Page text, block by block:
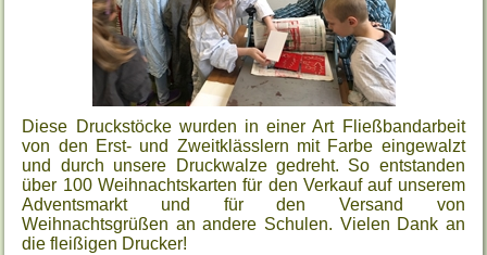
Diese Druckstöcke wurden in einer Art Fließbandarbeit
von den Erst- und Zweitklässlern mit Farbe eingewalzt
und durch unsere Druckwalze gedreht. So entstanden
über 100 Weihnachtskarten für den Verkauf auf unserem
Adventsmarkt und für den Versand von
Weihnachtsgrüßen an andere Schulen. Vielen Dank an
die fleißigen Drucker!